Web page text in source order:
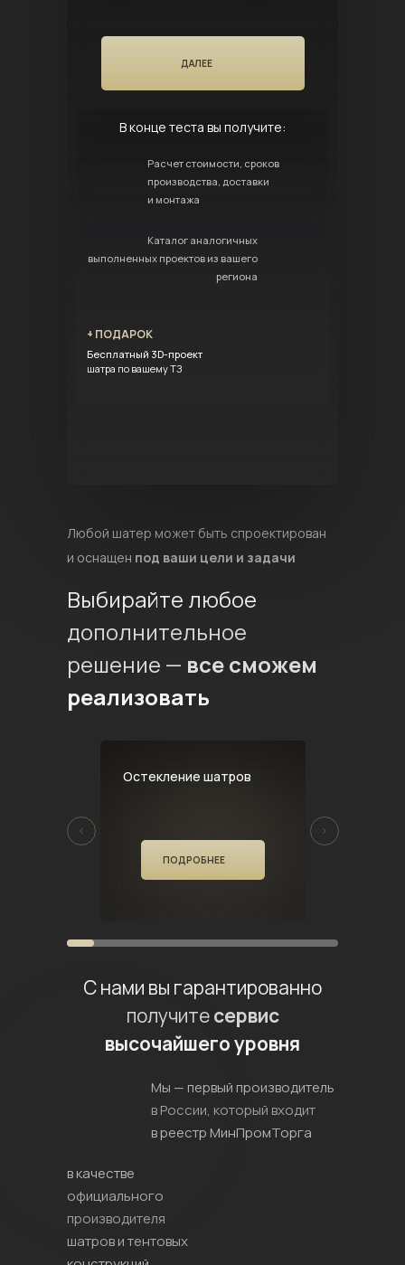
ДАЛЕЕ
В конце теста вы получите:
Расчет стоимости, сроков
производства, доставки
и монтажа
Каталог аналогичных
выполненных проектов из вашего
региона
+ ПОДАРОК
Бесплатный 3D-проект
шатра по вашему ТЗ
Любой шатер может быть спроектирован
и оснащен под ваши цели и задачи
Выбирайте любое
дополнительное
решение — все сможем
реализовать
Остекление шатров
ПОДРОБНЕЕ
С нами вы гарантированно
получитесервис
высочайшего уровня
Мы — первый производитель
в России, который входит
в реестр МинПромТорга
в качестве
официального
производителя
шатров и тентовых